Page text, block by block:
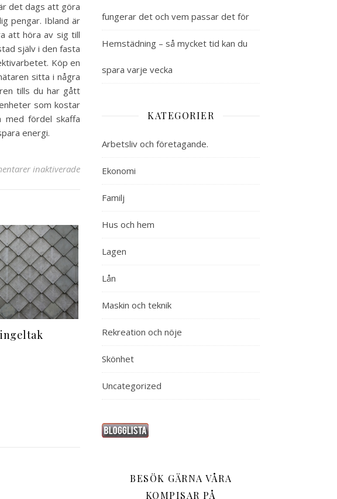
det dags att göra
pengar. Ibland är
att höra av sig till
själv i den fasta
Köp en
sitta i några
tills du har gått
som kostar
med fördel skaffa
energi.
inaktiverade för Att ta reda på vad som kostar pengar
fungerar det och vem passar det för
Hemstädning – så mycket tid kan du
spara varje vecka
KATEGORIER
Arbetsliv och företagande.
Ekonomi
Familj
Hus och hem
Lagen
Lån
Maskin och teknik
Rekreation och nöje
Skönhet
Uncategorized
BESÖK GÄRNA VÅRA
KOMPISAR PÅ